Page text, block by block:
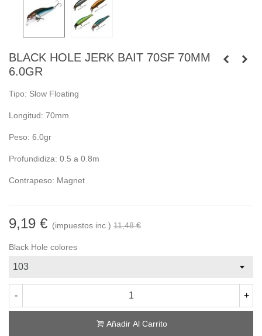
BLACK HOLE JERK BAIT 70SF 70MM
6.0GR
Tipo: Slow Floating
Longitud: 70mm
Peso: 6.0gr
Profundidiza: 0.5 a 0.8m
Contrapeso: Magnet
9,19 € (impuestos inc.) 11,48 €
Black Hole colores
- +
Añadir Al Carrito